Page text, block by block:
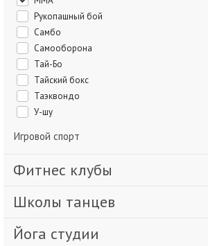
Рукопашный бой
Самбо
Самооборона
Тай-Бо
Тайский бокс
Таэквондо
У-шу
Игровой спорт
Фитнес клубы
Школы танцев
Йога студии